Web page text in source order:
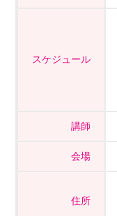
スケジュール
講師
会場
住所